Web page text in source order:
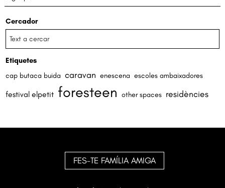
Cercador
Etiquetes
cap butaca buida caravan enescena escoles ambaixadores
festival elpetit foresteen other spaces residències
FES-TE FAMÍLIA AMIGA